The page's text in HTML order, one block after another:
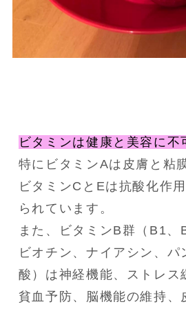
ビタミンは健康と美容に不
特にビタミンAは皮膚と粘
ビタミンCとEは抗酸化作
られています。
また、ビタミンB群（B1、
ビオチン、ナイアシン、パ
酸）は神経機能、ストレス
貧血予防、脳機能の維持、